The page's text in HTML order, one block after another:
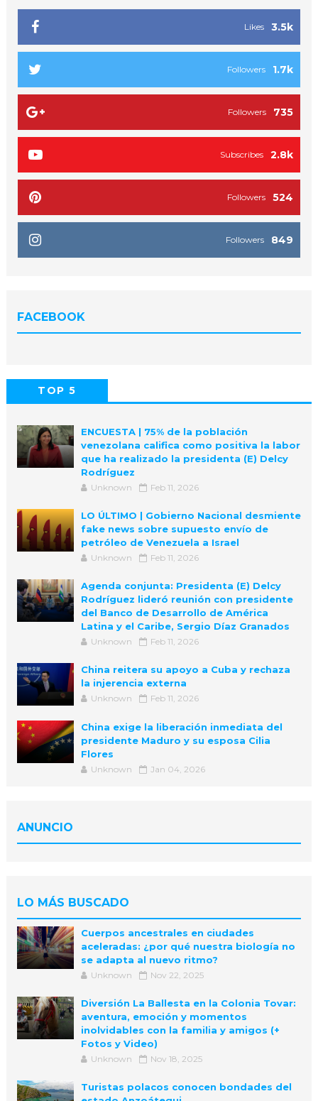
3.5k
Likes
1.7k
Followers
735
Followers
2.8k
Subscribes
524
Followers
849
Followers
FACEBOOK
TOP 5
ENCUESTA | 75% de la población
venezolana califica como positiva la labor
que ha realizado la presidenta (E) Delcy
Rodríguez
Unknown Feb 11, 2026
LO ÚLTIMO | Gobierno Nacional desmiente
fake news sobre supuesto envío de
petróleo de Venezuela a Israel
Unknown Feb 11, 2026
Agenda conjunta: Presidenta (E) Delcy
Rodríguez lideró reunión con presidente
del Banco de Desarrollo de América
Latina y el Caribe, Sergio Díaz Granados
Unknown Feb 11, 2026
China reitera su apoyo a Cuba y rechaza
la injerencia externa
Unknown Feb 11, 2026
China exige la liberación inmediata del
presidente Maduro y su esposa Cilia
Flores
Unknown Jan 04, 2026
ANUNCIO
LO MÁS BUSCADO
Cuerpos ancestrales en ciudades
aceleradas: ¿por qué nuestra biología no
se adapta al nuevo ritmo?
Unknown Nov 22, 2025
Diversión La Ballesta en la Colonia Tovar:
aventura, emoción y momentos
inolvidables con la familia y amigos (+
Fotos y Video)
Unknown Nov 18, 2025
Turistas polacos conocen bondades del